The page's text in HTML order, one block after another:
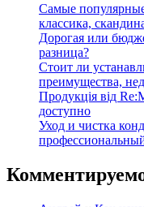
Самые
классика,
Дорогая или
разница?
Стоит ли
преимущества,
Продукція від
доступно
Уход и чистка